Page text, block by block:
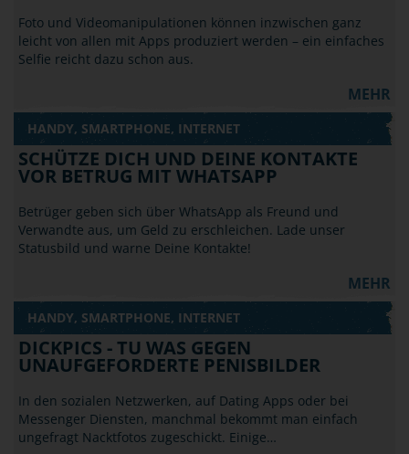
Foto und Videomanipulationen können inzwischen ganz
leicht von allen mit Apps produziert werden – ein einfaches
Selfie reicht dazu schon aus.
MEHR
HANDY, SMARTPHONE, INTERNET
SCHÜTZE DICH UND DEINE KONTAKTE
VOR BETRUG MIT WHATSAPP
Betrüger geben sich über WhatsApp als Freund und
Verwandte aus, um Geld zu erschleichen. Lade unser
Statusbild und warne Deine Kontakte!
MEHR
HANDY, SMARTPHONE, INTERNET
DICKPICS - TU WAS GEGEN
UNAUFGEFORDERTE PENISBILDER
In den sozialen Netzwerken, auf Dating Apps oder bei
Messenger Diensten, manchmal bekommt man einfach
ungefragt Nacktfotos zugeschickt. Einige…